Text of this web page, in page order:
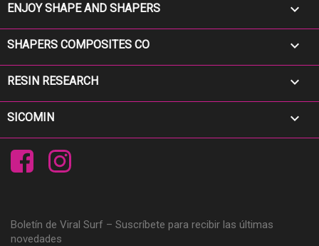
ENJOY SHAPE AND SHAPERS 
SHAPERS COMPOSITES CO 
RESIN RESEARCH 
SICOMIN 
FacebookInstagram
Boletín de Viral Surf – Suscríbete para recibir las últimas
novedades